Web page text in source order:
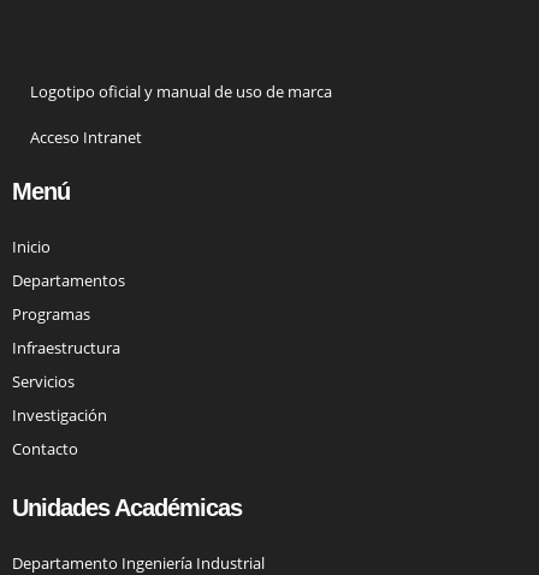
Logotipo oficial y manual de uso de marca
Acceso Intranet
Menú
Inicio
Departamentos
Programas
Infraestructura
Servicios
Investigación
Contacto
Unidades Académicas
Departamento Ingeniería Industrial